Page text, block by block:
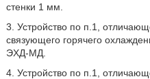
стенки 1 мм.
3. Устройство по п.1,
связующего горячего
ЭХД-МД.
4. Устройство по п.1,